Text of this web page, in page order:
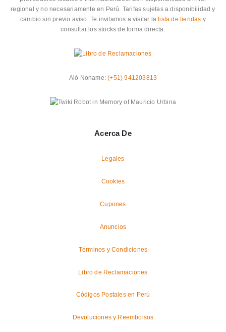
regional y no necesariamente en Perú. Tarifas sujetas a disponibilidad y
cambio sin previo aviso. Te invitamos a visitar la lista de tiendas y
consultar los stocks de forma directa.
Aló Noname:(+51) 941203813
Acerca De
Legales
Cookies
Cupones
Anuncios
Términos y Condiciones
Libro de Reclamaciones
Códigos Postales en Perú
Devoluciones y Reembolsos